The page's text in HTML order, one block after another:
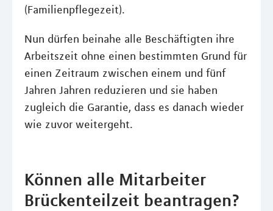
(Familienpflegezeit).
Nun dürfen beinahe alle Beschäftigten ihre
Arbeitszeit ohne einen bestimmten Grund für
einen Zeitraum zwischen einem und fünf
Jahren Jahren reduzieren und sie haben
zugleich die Garantie, dass es danach wieder
wie zuvor weitergeht.
Können alle Mitarbeiter
Brückenteilzeit beantragen?